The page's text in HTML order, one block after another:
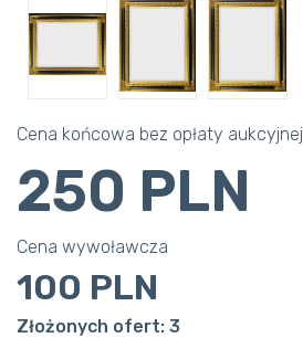
Cena końcowa bez opłaty aukcyjnej
250 PLN
Cena wywoławcza
100 PLN
Złożonych ofert: 3